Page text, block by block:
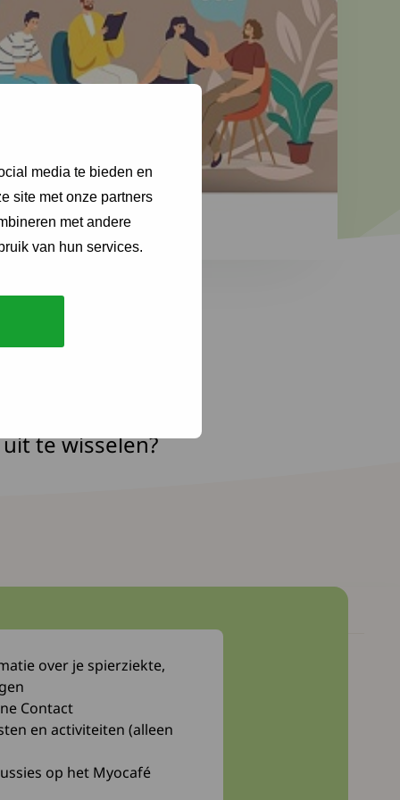
media te bieden en
site met onze partners
met andere
van hun services.
te wisselen?
Myocafé
Bibliotheek
over je spierziekte,
Contact
en activiteiten (alleen
op het Myocafé